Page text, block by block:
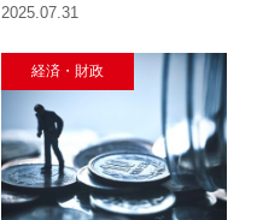
2025.07.31
経済・財政